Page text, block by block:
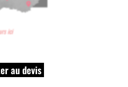
ici
au devis